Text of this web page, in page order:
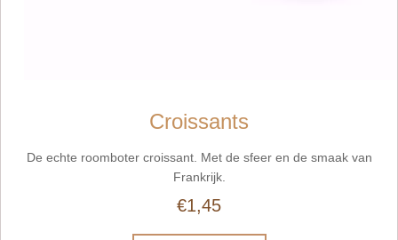
Croissants
De echte roomboter croissant. Met de sfeer en de smaak van
Frankrijk.
€1,45